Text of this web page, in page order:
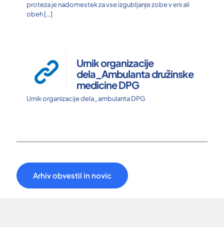
proteza je nadomestek za vse izgubljanje zobe v eni ali
obeh[…]
Urnik organizacije
dela_Ambulanta družinske
medicine DPG
Urnik organizacije dela_ambulanta DPG
Arhiv obvestil in novic